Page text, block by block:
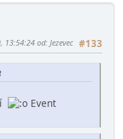
#133
13:54:24 od: Jezevec
Event